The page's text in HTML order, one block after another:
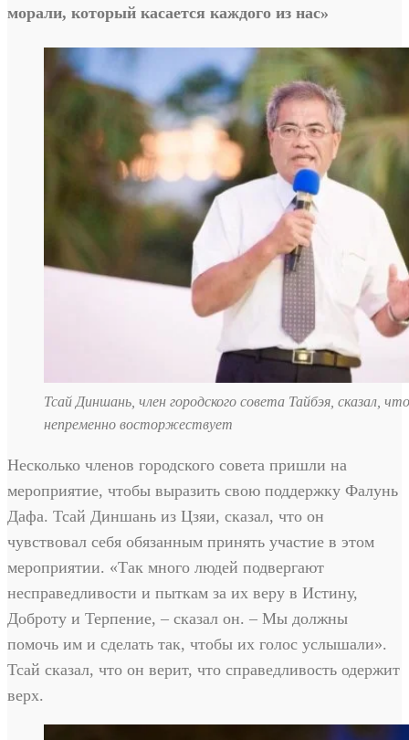
морали, который касается каждого из нас»
Тсай Диншань, член городского совета Тайбэя, сказал,
непременно восторжествует
Несколько членов городского совета пришли на
мероприятие, чтобы выразить свою поддержку Фалунь
Дафа. Тсай Диншань из Цзяи, сказал, что он
чувствовал себя обязанным принять участие в этом
мероприятии. «Так много людей подвергают
несправедливости и пыткам за их веру в Истину,
Доброту и Терпение, – сказал он. – Мы должны
помочь им и сделать так, чтобы их голос услышали».
Тсай сказал, что он верит, что справедливость одержит
верх.